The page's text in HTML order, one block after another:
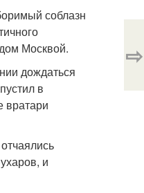
соблазн
Москвой.
дождаться
в
вратари
и
⇨